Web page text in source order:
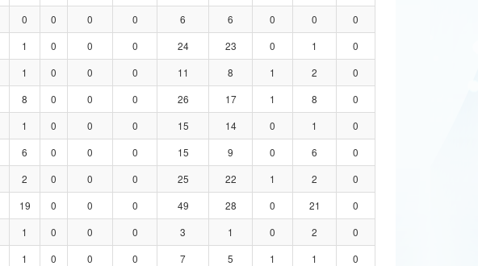
0 0 0 0 6 6 0 0
0
1 0 0 0 24 23 0 1
0
1 0 0 0 11 8 1 2
0
8 0 0 0 26 17 1 8
0
1 0 0 0 15 14 0 1
0
6 0 0 0 15 9 0 6
0
2 0 0 0 25 22 1 2
0
19 0 0 0 49 28 0 21
0
1 0 0 0 3 1 0 2
0
1 0 0 0 7 5 1 1
0